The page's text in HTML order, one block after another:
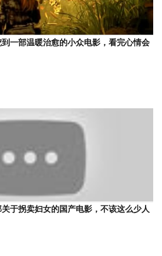
到一部温暖治愈的小众电影，看完心情会
关于拐卖妇女的国产电影，不该这么少人